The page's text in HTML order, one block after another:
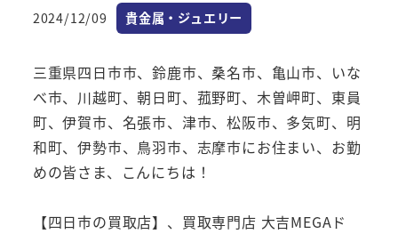
投稿日
2024/12/09 カテゴリー
貴金属・ジュエリー
三重県四日市市、鈴鹿市、桑名市、亀山市、いな
べ市、川越町、朝日町、菰野町、木曽岬町、東員
町、伊賀市、名張市、津市、松阪市、多気町、明
和町、伊勢市、鳥羽市、志摩市にお住まい、お勤
めの皆さま、こんにちは！
【四日市の買取店】、買取専門店 大吉MEGAド